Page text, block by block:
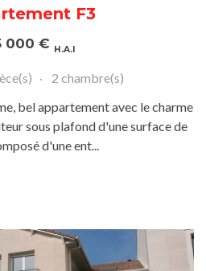
F3
000 € H.A.I
2 chambre(s)
bel appartement avec le charme
sous plafond d'une surface de
d'une ent...